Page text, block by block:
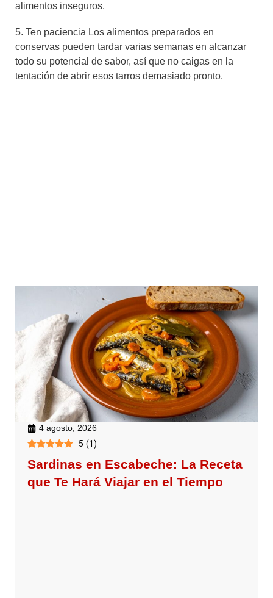
alimentos inseguros.
5. Ten paciencia Los alimentos preparados en
conservas pueden tardar varias semanas en alcanzar
todo su potencial de sabor, así que no caigas en la
tentación de abrir esos tarros demasiado pronto.
4 agosto, 2026
5 (1)
Sardinas en Escabeche: La Receta
que Te Hará Viajar en el Tiempo